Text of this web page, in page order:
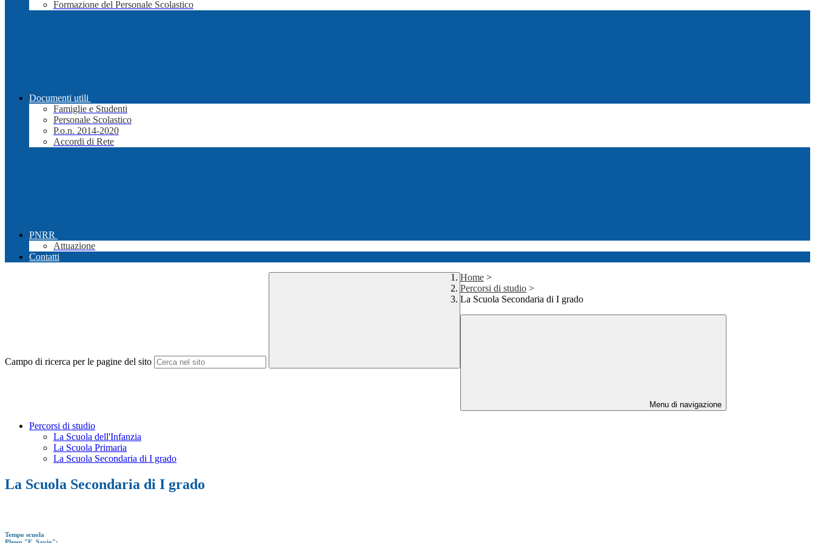
Formazione del Personale Scolastico
Documenti utili
Famiglie e Studenti
Personale Scolastico
P.o.n. 2014-2020
Accordi di Rete
PNRR
Attuazione
Contatti
Campo di ricerca per le pagine del sito
Home >
Percorsi di studio >
La Scuola Secondaria di I grado
Menu di navigazione
Percorsi di studio
La Scuola dell'Infanzia
La Scuola Primaria
La Scuola Secondaria di I grado
La Scuola Secondaria di I grado
Tempo scuola